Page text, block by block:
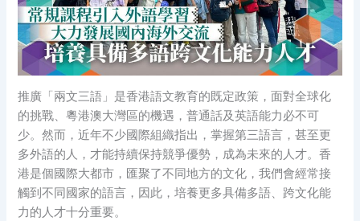
推廣「兩文三語」是香港語文教育的既定政策，面對全球化
的挑戰、粵港澳大灣區的機遇，普通話及英語能力必不可
少。然而，近年不少國際組織指出，掌握第三語言，甚至更
多外語的人，才能持續保持競爭優勢，成為未來的人才。香
港是個國際大都市，匯聚了不同地方的文化，我們會經常接
觸到不同國家的語言，因此，培養更多具備多語、跨文化能
力的人才十分重要。